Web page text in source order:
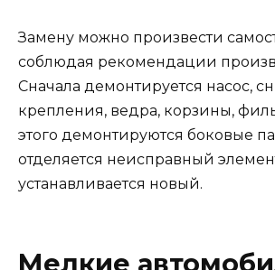
Замену можно произвести
соблюдая рекомендации
Сначала демонтируется насос,
крепления, ведра, корзины,
этого демонтируются боковые
отделяется неисправный
устанавливается новый.
Мелкие